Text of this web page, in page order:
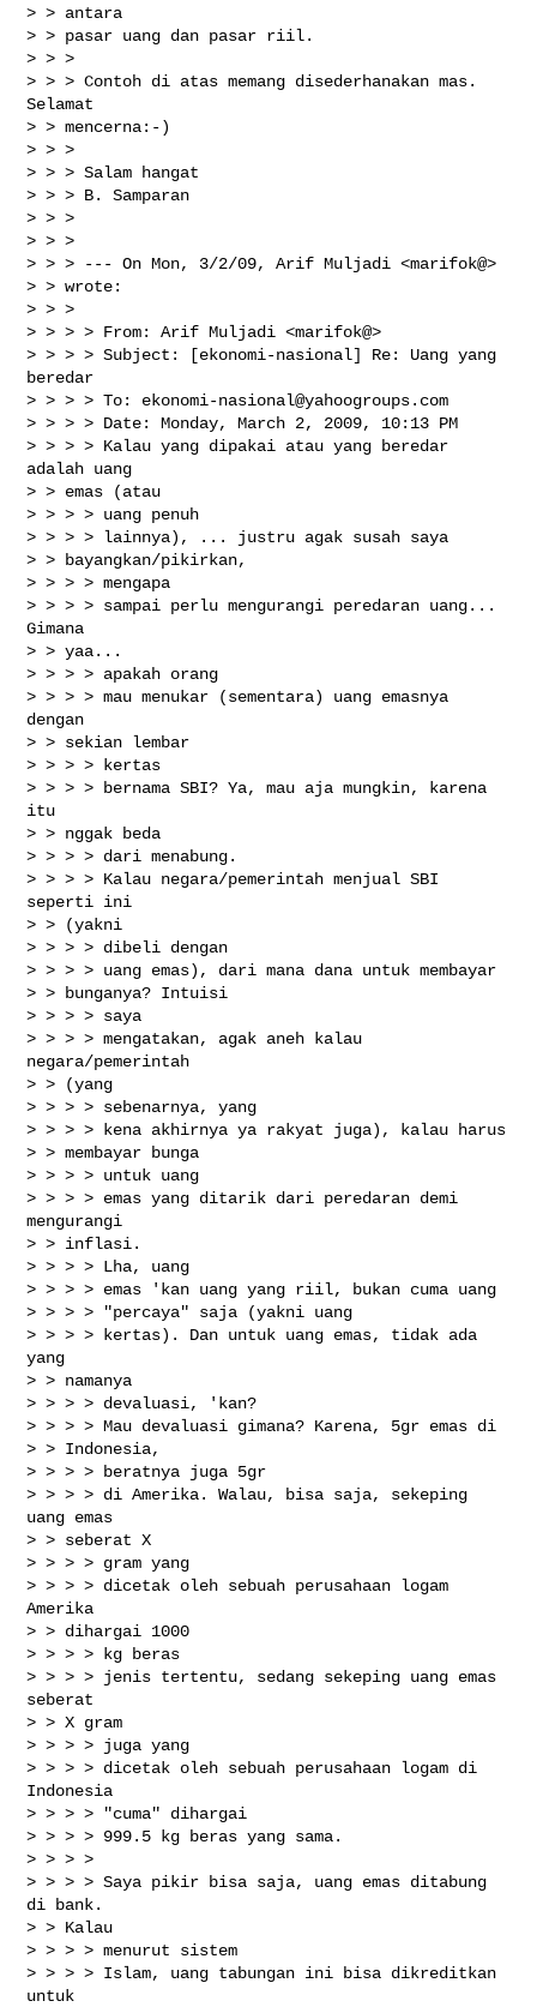
> > antara
> > pasar uang dan pasar riil.
> > >
> > > Contoh di atas memang disederhanakan mas.
Selamat
> > mencerna:-)
> > >
> > > Salam hangat
> > > B. Samparan
> > >
> > >
> > > --- On Mon, 3/2/09, Arif Muljadi <marifok@>
> > wrote:
> > >
> > > > From: Arif Muljadi <marifok@>
> > > > Subject: [ekonomi-nasional] Re: Uang yang
beredar
> > > > To: ekonomi-nasional@yahoogroups.com
> > > > Date: Monday, March 2, 2009, 10:13 PM
> > > > Kalau yang dipakai atau yang beredar
adalah uang
> > emas (atau
> > > > uang penuh
> > > > lainnya), ... justru agak susah saya
> > bayangkan/pikirkan,
> > > > mengapa
> > > > sampai perlu mengurangi peredaran uang...
Gimana
> > yaa...
> > > > apakah orang
> > > > mau menukar (sementara) uang emasnya
dengan
> > sekian lembar
> > > > kertas
> > > > bernama SBI? Ya, mau aja mungkin, karena
itu
> > nggak beda
> > > > dari menabung.
> > > > Kalau negara/pemerintah menjual SBI
seperti ini
> > (yakni
> > > > dibeli dengan
> > > > uang emas), dari mana dana untuk membayar
> > bunganya? Intuisi
> > > > saya
> > > > mengatakan, agak aneh kalau
negara/pemerintah
> > (yang
> > > > sebenarnya, yang
> > > > kena akhirnya ya rakyat juga), kalau harus
> > membayar bunga
> > > > untuk uang
> > > > emas yang ditarik dari peredaran demi
mengurangi
> > inflasi.
> > > > Lha, uang
> > > > emas 'kan uang yang riil, bukan cuma uang
> > > > "percaya" saja (yakni uang
> > > > kertas). Dan untuk uang emas, tidak ada
yang
> > namanya
> > > > devaluasi, 'kan?
> > > > Mau devaluasi gimana? Karena, 5gr emas di
> > Indonesia,
> > > > beratnya juga 5gr
> > > > di Amerika. Walau, bisa saja, sekeping
uang emas
> > seberat X
> > > > gram yang
> > > > dicetak oleh sebuah perusahaan logam
Amerika
> > dihargai 1000
> > > > kg beras
> > > > jenis tertentu, sedang sekeping uang emas
seberat
> > X gram
> > > > juga yang
> > > > dicetak oleh sebuah perusahaan logam di
Indonesia
> > > > "cuma" dihargai
> > > > 999.5 kg beras yang sama.
> > > >
> > > > Saya pikir bisa saja, uang emas ditabung
di bank.
> > Kalau
> > > > menurut sistem
> > > > Islam, uang tabungan ini bisa dikreditkan
untuk